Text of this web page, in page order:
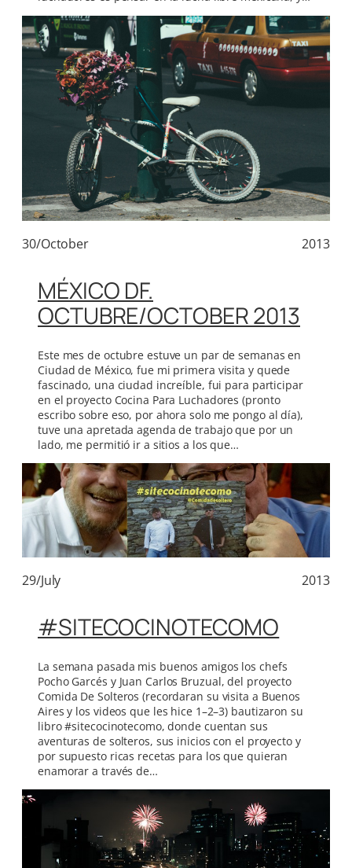
30/October 2013
MÉXICO DF.
OCTUBRE/OCTOBER 2013
Este mes de octubre estuve un par de semanas en
Ciudad de México, fue mi primera visita y quede
fascinado, una ciudad increíble, fui para participar
en el proyecto Cocina Para Luchadores (pronto
escribo sobre eso, por ahora solo me pongo al día),
tuve una apretada agenda de trabajo que por un
lado, me permitió ir a sitios a los que…
29/July 2013
#SITECOCINOTECOMO
La semana pasada mis buenos amigos los chefs
Pocho Garcés y Juan Carlos Bruzual, del proyecto
Comida De Solteros (recordaran su visita a Buenos
Aires y los videos que les hice 1–2–3) bautizaron su
libro #sitecocinotecomo, donde cuentan sus
aventuras de solteros, sus inicios con el proyecto y
por supuesto ricas recetas para los que quieran
enamorar a través de…